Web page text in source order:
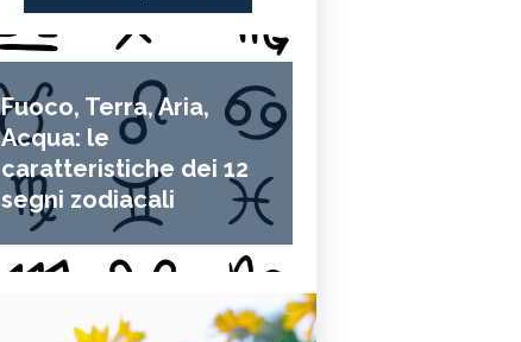
Fuoco, Terra, Aria,
Acqua: le
caratteristiche dei 12
segni zodiacali